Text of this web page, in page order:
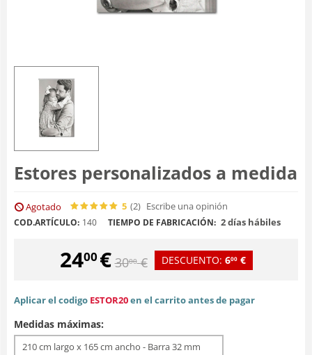
Estores personalizados a medida
Agotado 5 (2) Escribe una opinión
COD.ARTÍCULO: 140 TIEMPO DE FABRICACIÓN: 2 días hábiles
2400 € 3000 € DESCUENTO: 600 €
Aplicar el codigo ESTOR20en el carrito antes de pagar
Medidas máximas:
210 cm largo x 165 cm ancho - Barra 32 mm